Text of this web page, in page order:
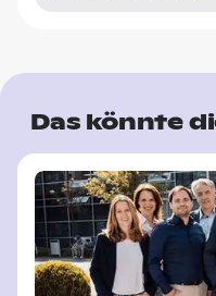
Das könnte